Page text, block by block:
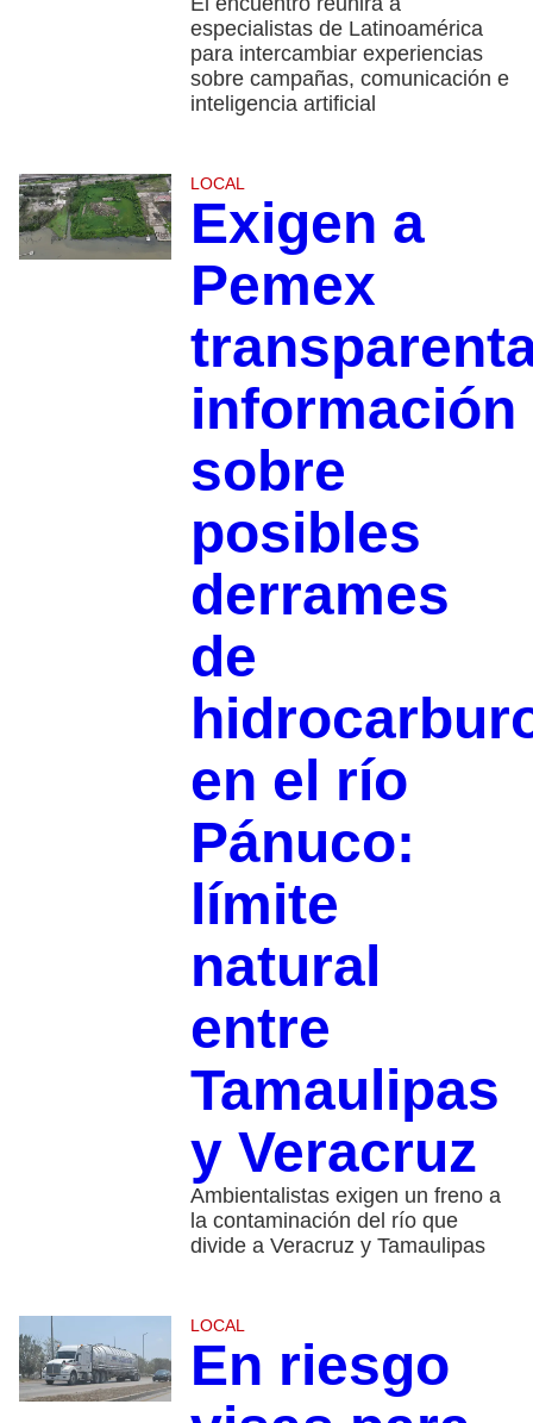
especialistas de Latinoamérica
para intercambiar experiencias
sobre campañas, comunicación e
inteligencia artificial
LOCAL
Exigen a
Pemex
información
sobre
posibles
derrames
de
en el río
Pánuco:
límite
natural
entre
Tamaulipas
y Veracruz
Ambientalistas exigen un freno a
la contaminación del río que
divide a Veracruz y Tamaulipas
LOCAL
En riesgo